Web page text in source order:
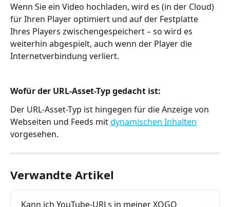
Wenn Sie ein Video hochladen, wird es (in der Cloud)
für Ihren Player optimiert und auf der Festplatte
Ihres Players zwischengespeichert – so wird es
weiterhin abgespielt, auch wenn der Player die
Internetverbindung verliert.
Wofür der URL-Asset-Typ gedacht ist:
Der URL-Asset-Typ ist hingegen für die Anzeige von
Webseiten und Feeds mit dynamischen Inhalten
vorgesehen.
Verwandte Artikel
Kann ich YouTube-URLs in meiner XOGO